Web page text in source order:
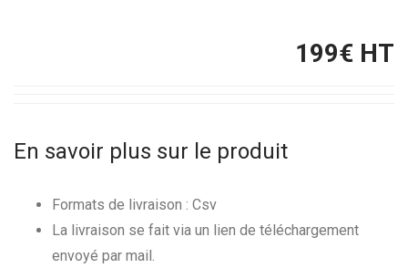
199€ HT
En savoir plus sur le produit
Formats de livraison : Csv
La livraison se fait via un lien de téléchargement
envoyé par mail.